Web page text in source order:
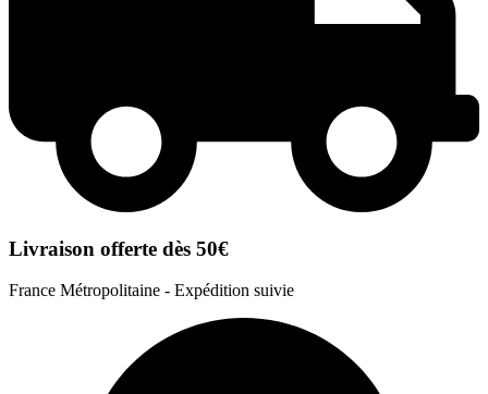
Livraison offerte dès 50€
France Métropolitaine - Expédition suivie